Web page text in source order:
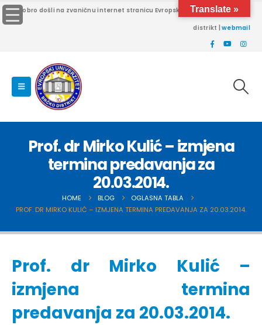
Dobro došli na zvaničnu internet stranicu Evropskog univerziteta Brčko
distrikt |webmail
Prof. dr Mirko Kulić – izmjena
termina predavanja za
20.03.2014.
HOME BLOG
OGLASNA TABLA
PROF. DR MIRKO KULIĆ – IZMJENA TERMINA PREDAVANJA ZA 20.03.2014.
Prof. dr Mirko Kulić –
izmjena termina
predavanja za 20.03.2014.
Translate »